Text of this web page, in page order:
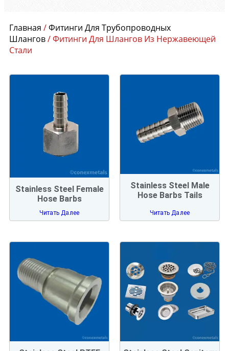
Главная /Фитинги Для Трубопроводных
Шлангов/ Фитинги Для Шлангов Из Нержавеющей
Стали
Stainless Steel Female
Hose Barbs
Читать Далее
Stainless Steel Male
Hose Barbs Tails
Читать Далее